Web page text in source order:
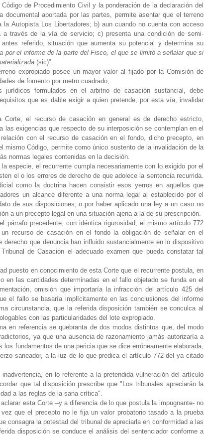
de Procedimiento Civil y la ponderación de la declaración del
documental aportada por las partes, permite asentar que el terreno
Autopista Los Libertadores; b) aun cuando no cuenta con acceso
través de la vía de servicio; c) presenta una condición de semi-
referido, situación que aumenta su potencial y determina su
por el informe de la parte del Fisco, el que se limitó a señalar que si
(sic)”.
expropiado posee un mayor valor al fijado por la Comisión de
de fomento por metro cuadrado;
formulados en el arbitrio de casación sustancial, debe
que es dable exigir a quien pretende, por esta vía, invalidar
Corte, el recurso de casación en general es de derecho estricto,
las exigencias que respecto de su interposición se contemplan en el
con el recurso de casación en el fondo, dicho precepto, en
Código, permite como único sustento de la invalidación de la
normas legales contenidas en la decisión.
especie, el recurrente cumpla necesariamente con lo exigido por el
el o los errores de derecho de que adolece la sentencia recurrida.
como la doctrina hacen consistir esos yerros en aquellos que
un alcance diferente a una norma legal al establecido por el
de sus disposiciones; o por haber aplicado una ley a un caso no
a un precepto legal en una situación ajena a la de su prescripción.
párrafo precedente, con idéntica rigurosidad, el mismo artículo 772
recurso de casación en el fondo la obligación de señalar en el
que denuncia han influido sustancialmente en lo dispositivo
de Casación el adecuado examen que pueda constatar tal
puesto en conocimiento de esta Corte que el recurrente postula, en
en las cantidades determinadas en el fallo objetado se funda en el
omisión que importaría la infracción del artículo 425 del
el fallo se basaría implícitamente en las conclusiones del informe
circunstancia, que la referida disposición también se conculca al
con las particularidades del lote expropiado.
en referencia se quebranta de dos modos distintos que, del modo
ya que una ausencia de razonamiento jamás autorizaría a
fundamentos de una pericia que se dice erróneamente elaborada,
saneador, a la luz de lo que predica el artículo 772 del ya citado
en lo referente a la pretendida vulneración del artículo
que tal disposición prescribe que "Los tribunales apreciarán la
a las reglas de la sana crítica".
esta Corte –y a diferencia de lo que postula la impugnante- no
que el precepto no le fija un valor probatorio tasado a la prueba
consagra la potestad del tribunal de apreciarla en conformidad a las
disposición se conduce el análisis del sentenciador conforme a